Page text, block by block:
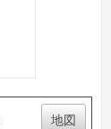
地図